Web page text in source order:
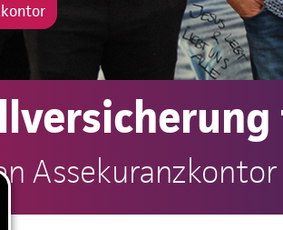
Assekuranzkontor